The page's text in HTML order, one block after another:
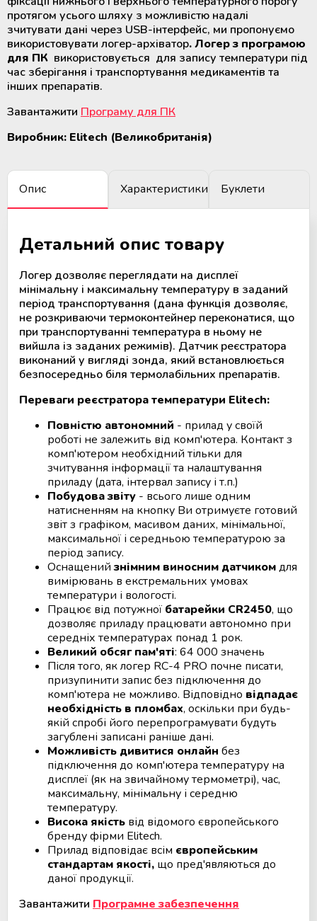
крові
Розморожувачі плазми крові та
стовбурових клітин
компонентів крові
Апарати для автоматичного
Апарати для опромінення крові
Мобільний пункт забору крові
(Донорський автобус)
Додаткові матеріали для
холодильного обладнання
протягом усього шляху з можливістю надалі
зчитувати дані через USB-інтерфейс, ми пропонуємо
використовувати логер-архіватор. Логер з програмою
для ПК використовується для запису температури під
час зберігання і транспортування медикаментів та
інших препаратів.
Завантажити Програму для ПК
Виробник: Elitech (Великобританія)
Опис Характеристики Буклети
Детальний опис товару
Логер дозволяє переглядати на дисплеї
мінімальну і максимальну температуру в заданий
період транспортування (дана функція дозволяє,
не розкриваючи термоконтейнер переконатися, що
при транспортуванні температура в ньому не
вийшла із заданих режимів). Датчик реєстратора
виконаний у вигляді зонда, який встановлюється
безпосередньо біля термолабільних препаратів.
Переваги реєстратора температури Elitech:
Повністю автономний - прилад у своїй
роботі не залежить від комп'ютера. Контакт з
комп'ютером необхідний тільки для
зчитування інформації та налаштування
приладу (дата, інтервал запису і т.п.)
Побудова звіту - всього лише одним
натисненням на кнопку Ви отримуєте готовий
звіт з графіком, масивом даних, мінімальної,
максимальної і середньою температурою за
період запису.
Оснащенийзнімним виносним датчикомдля
вимірювань в екстремальних умовах
температури і вологості.
Працює від потужної батарейки CR2450, що
дозволяє приладу працювати автономно при
середніх температурах понад 1 рок.
Великий обсяг пам'яті: 64 000 значень
Після того, як логер RC-4 PRO почне писати,
призупинити запис без підключення до
комп'ютера не можливо. Відповідно відпадає
необхідність в пломбах, оскільки при будь-
якій спробі його перепрограмувати будуть
загублені записані раніше дані.
Можливість дивитися онлайн без
підключення до комп'ютера температуру на
дисплеї (як на звичайному термометрі), час,
максимальну, мінімальну і середню
температуру.
Висока якість від відомого європейського
бренду фірми Elitech.
Прилад відповідає всім європейським
стандартам якості, що пред'являються до
даної продукції.
Завантажити Програмне забезпечення